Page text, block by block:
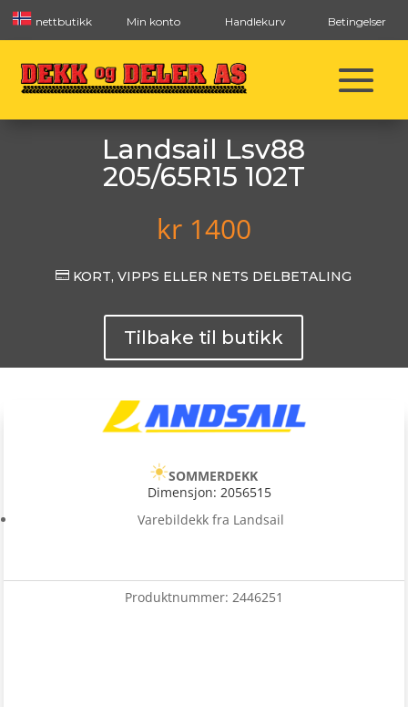
nettbutikk Min konto Handlekurv Betingelser
Landsail Lsv88
205/65R15 102T
kr1400
 KORT, VIPPS ELLER NETS DELBETALING
Tilbake til butikk
SOMMERDEKK
Dimensjon: 2056515
Varebildekk fra Landsail
Produktnummer: 2446251